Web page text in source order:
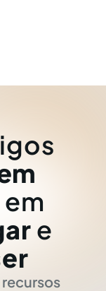
em
e
recursos